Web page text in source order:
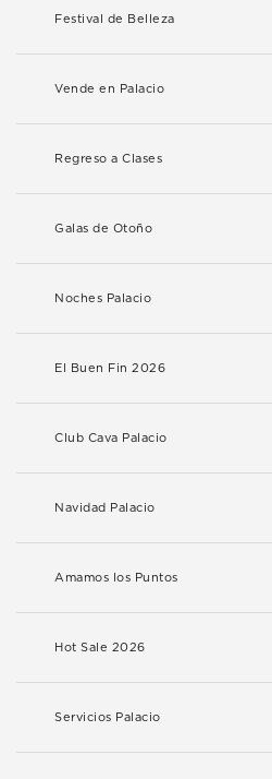
Festival de Belleza
Vende en Palacio
Regreso a Clases
Galas de Otoño
Noches Palacio
El Buen Fin 2026
Club Cava Palacio
Navidad Palacio
Amamos los Puntos
Hot Sale 2026
Servicios Palacio